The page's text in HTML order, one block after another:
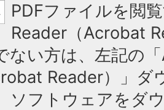
PDFファイルを閲
Reader（Acrobat
ない方は、左記の
Reader）」ダ
ソフトウェアをダ